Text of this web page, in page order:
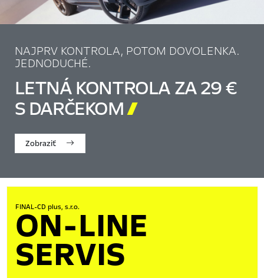
NAJPRV KONTROLA, POTOM DOVOLENKA.
JEDNODUCHÉ.
LETNÁ KONTROLA ZA 29 €
S DARČEKOM
Zobraziť
FINAL-CD plus, s.r.o.
ON-LINE
SERVIS